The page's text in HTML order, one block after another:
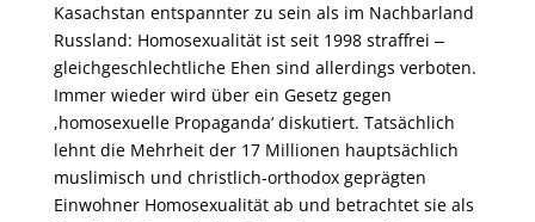
Kasachstan entspannter zu sein als im Nachbarland
Russland: Homosexualität ist seit 1998 straffrei ‒
gleichgeschlechtliche Ehen sind allerdings verboten.
Immer wieder wird über ein Gesetz gegen
,homosexuelle Propaganda‘ diskutiert. Tatsächlich
lehnt die Mehrheit der 17 Millionen hauptsächlich
muslimisch und christlich-orthodox geprägten
Einwohner Homosexualität ab und betrachtet sie als